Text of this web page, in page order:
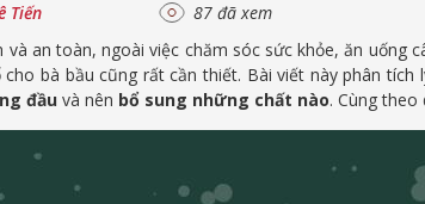
Tiến
87 đã xem
an toàn, ngoài việc chăm sóc sức khỏe, ăn uống
bà bầu cũng rất cần thiết. Bài viết này phân tích
đầu và nên bổ sung những chất nào. Cùng theo